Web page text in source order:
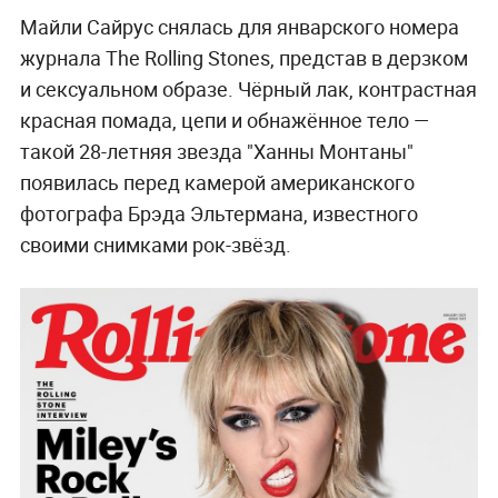
Майли Сайрус снялась для январского номера
журнала The Rolling Stones, представ в дерзком
и сексуальном образе. Чёрный лак, контрастная
красная помада, цепи и обнажённое тело —
такой 28-летняя звезда "Ханны Монтаны"
появилась перед камерой американского
фотографа Брэда Эльтермана, известного
своими снимками рок-звёзд.